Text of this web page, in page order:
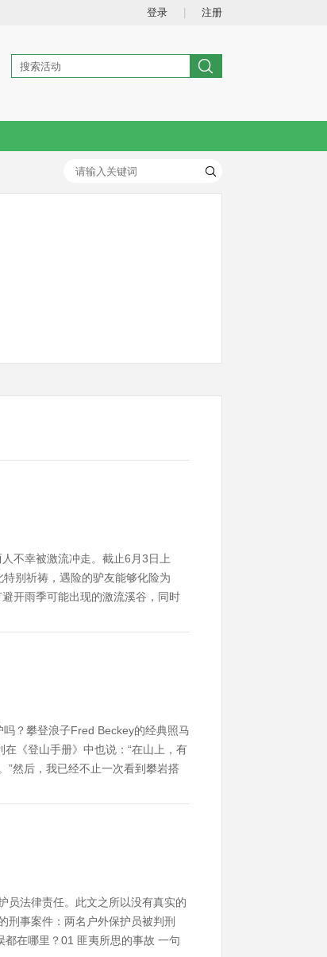
登录 注册
不幸被激流冲走。截止6月3日上
别祈祷，遇险的驴友能够化险为
开雨季可能出现的激流溪谷，同时
过200公斤力的冲击，一般人基本承
？攀登浪子Fred Beckey的经典照马
《登山手册》中也说：“在山上，有
然后，我已经不止一次看到攀岩搭
人发指？还是紧到能把牛拽下来？我
员法律责任。此文之所以没有真实的
刑事案件：两名户外保护员被判刑
都在哪里？01 匪夷所思的事故 一句